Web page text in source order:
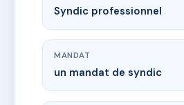
Syndic professionnel
MANDAT
un mandat de syndic